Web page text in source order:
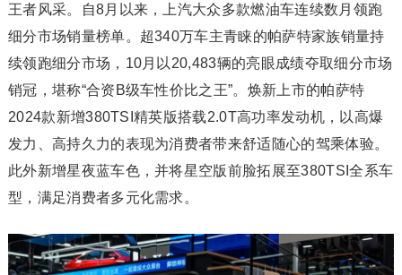
王者风采。自8月以来，上汽大众多款燃油车连续数月领跑
细分市场销量榜单。超340万车主青睐的帕萨特家族销量持
续领跑细分市场，10月以20,483辆的亮眼成绩夺取细分市场
销冠，堪称“合资B级车性价比之王”。焕新上市的帕萨特
2024款新增380TSI精英版搭载2.0T高功率发动机，以高爆
发力、高持久力的表现为消费者带来舒适随心的驾乘体验。
此外新增星夜蓝车色，并将星空版前脸拓展至380TSI全系车
型，满足消费者多元化需求。